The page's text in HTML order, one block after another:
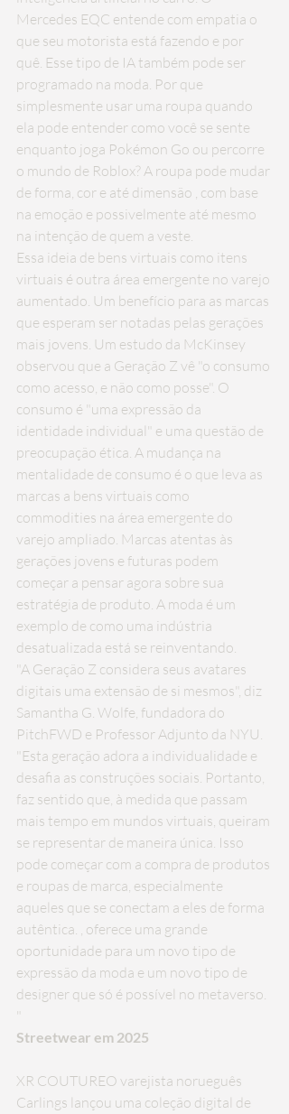
Mercedes EQC entende com empatia o
que seu motorista está fazendo e por
quê. Esse tipo de IA também pode ser
programado na moda. Por que
simplesmente usar uma roupa quando
ela pode entender como você se sente
enquanto joga Pokémon Go ou percorre
o mundo de Roblox? A roupa pode mudar
de forma, cor e até dimensão , com base
na emoção e possivelmente até mesmo
na intenção de quem a veste.
Essa ideia de bens virtuais como itens
virtuais é outra área emergente no varejo
aumentado. Um benefício para as marcas
que esperam ser notadas pelas gerações
mais jovens. Um estudo da McKinsey
observou que a Geração Z vê "o consumo
como acesso, e não como posse". O
consumo é "uma expressão da
identidade individual" e uma questão de
preocupação ética. A mudança na
mentalidade de consumo é o que leva as
marcas a bens virtuais como
commodities na área emergente do
varejo ampliado. Marcas atentas às
gerações jovens e futuras podem
começar a pensar agora sobre sua
estratégia de produto. A moda é um
exemplo de como uma indústria
desatualizada está se reinventando.
"A Geração Z considera seus avatares
digitais uma extensão de si mesmos", diz
Samantha G. Wolfe, fundadora do
PitchFWD e Professor Adjunto da NYU.
"Esta geração adora a individualidade e
desafia as construções sociais. Portanto,
faz sentido que, à medida que passam
mais tempo em mundos virtuais, queiram
se representar de maneira única. Isso
pode começar com a compra de produtos
e roupas de marca, especialmente
aqueles que se conectam a eles de forma
autêntica. , oferece uma grande
oportunidade para um novo tipo de
expressão da moda e um novo tipo de
designer que só é possível no metaverso.
"
Streetwear em 2025
XR COUTUREO varejista norueguês
Carlings lançou uma coleção digital de